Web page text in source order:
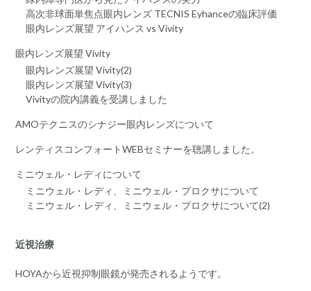
高次非球面単焦点眼内レンズ TECNIS Eyhanceの臨床評価
眼内レンズ展望 アイハンス vs Vivity
眼内レンズ展望 Vivity
眼内レンズ展望 Vivity(2)
眼内レンズ展望 Vivity(3)
Vivityの院内講義を受講しました
AMOテクニスのシナジー眼内レンズについて
レンティスコンフォートWEBセミナーを聴講しました。
ミニウェル・レディについて
ミニウェル・レディ、ミニウェル・プロクサについて
ミニウェル・レディ、ミニウェル・プロクサについて(2)
近視治療
HOYAから近視抑制眼鏡が発売されるようです。